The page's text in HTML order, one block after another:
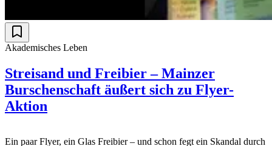
Akademisches Leben
Streisand und Freibier – Mainzer
Burschenschaft äußert sich zu Flyer-
Aktion
Ein paar Flyer, ein Glas Freibier – und schon fegt ein Skandal durch